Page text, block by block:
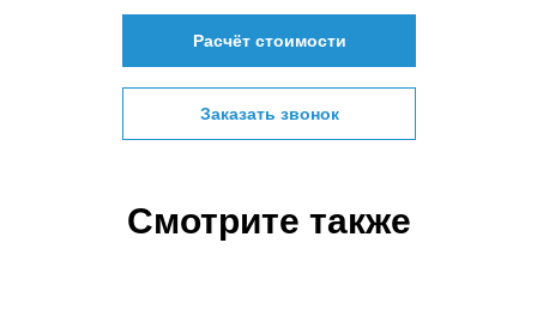
Расчёт стоимости
Заказать звонок
Смотрите также